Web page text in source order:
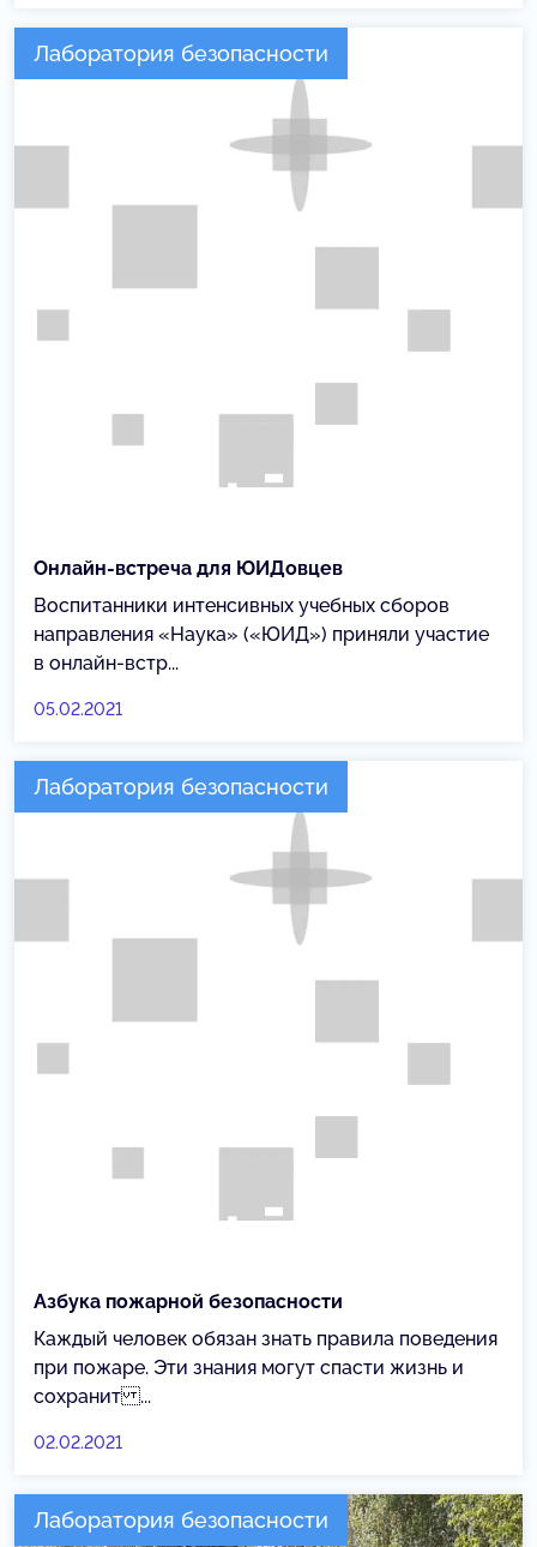
Лаборатория безопасности
Онлайн-встреча для ЮИДовцев
Воспитанники интенсивных учебных сборов
направления «Наука» («ЮИД») приняли участие
в онлайн-встр...
05.02.2021
Лаборатория безопасности
Азбука пожарной безопасности
Каждый человек обязан знать правила поведения
при пожаре. Эти знания могут спасти жизнь и
сохранит ...
02.02.2021
Лаборатория безопасности